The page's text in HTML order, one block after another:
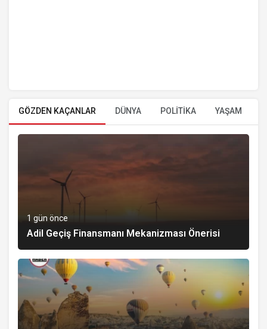
GÖZDEN KAÇANLAR DÜNYA POLİTİKA YAŞAM
1 gün önce
Adil Geçiş Finansmanı Mekanizması Önerisi